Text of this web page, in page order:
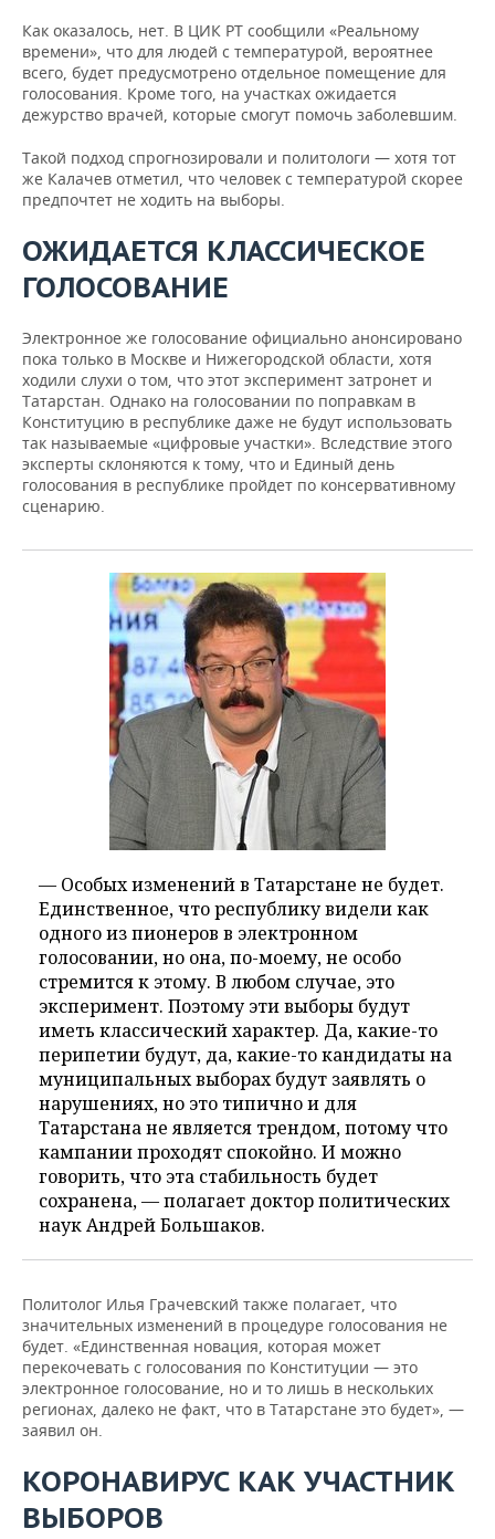
Как оказалось, нет. В ЦИК РТ сообщили «Реальному
времени», что для людей с температурой, вероятнее
всего, будет предусмотрено отдельное помещение для
голосования. Кроме того, на участках ожидается
дежурство врачей, которые смогут помочь заболевшим.
Такой подход спрогнозировали и политологи — хотя тот
же Калачев отметил, что человек с температурой скорее
предпочтет не ходить на выборы.
ОЖИДАЕТСЯ КЛАССИЧЕСКОЕ
ГОЛОСОВАНИЕ
Электронное же голосование официально анонсировано
пока только в Москве и Нижегородской области, хотя
ходили слухи о том, что этот эксперимент затронет и
Татарстан. Однако на голосовании по поправкам в
Конституцию в республике даже не будут использовать
так называемые «цифровые участки». Вследствие этого
эксперты склоняются к тому, что и Единый день
голосования в республике пройдет по консервативному
сценарию.
— Особых изменений в Татарстане не будет.
Единственное, что республику видели как
одного из пионеров в электронном
голосовании, но она, по-моему, не особо
стремится к этому. В любом случае, это
эксперимент. Поэтому эти выборы будут
иметь классический характер. Да, какие-то
перипетии будут, да, какие-то кандидаты на
муниципальных выборах будут заявлять о
нарушениях, но это типично и для
Татарстана не является трендом, потому что
кампании проходят спокойно. И можно
говорить, что эта стабильность будет
сохранена, — полагает доктор политических
наук Андрей Большаков.
Политолог Илья Грачевский также полагает, что
значительных изменений в процедуре голосования не
будет. «Единственная новация, которая может
перекочевать с голосования по Конституции — это
электронное голосование, но и то лишь в нескольких
регионах, далеко не факт, что в Татарстане это будет», —
заявил он.
КОРОНАВИРУС КАК УЧАСТНИК
ВЫБОРОВ